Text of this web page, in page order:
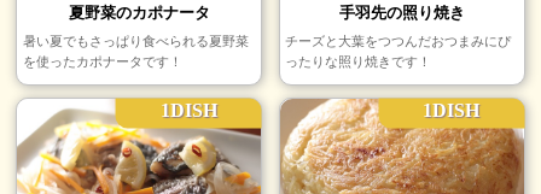
夏野菜のカポナータ
暑い夏でもさっぱり食べられる夏野菜
を使ったカポナータです！
手羽先の照り焼き
チーズと大葉をつつんだおつまみにぴ
ったりな照り焼きです！
1DISH 1DISH